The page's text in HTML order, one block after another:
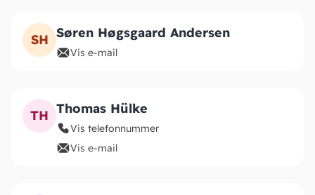
SH Søren Høgsgaard Andersen
Vis e-mail
TH Thomas Hülke
Vis telefonnummer
Vis e-mail